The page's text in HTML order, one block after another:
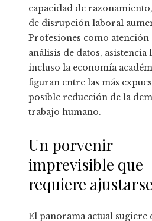
capacidad de
de disrupción laboral
Profesiones como atención
análisis de datos, asistencia
incluso la economía
figuran entre las más
posible reducción de la
trabajo humano.
Un porvenir
imprevisible que
requiere ajustarse
El panorama actual sugiere